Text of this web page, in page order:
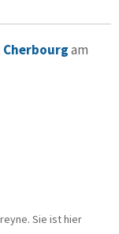
Cherbourgam
Sie ist hier